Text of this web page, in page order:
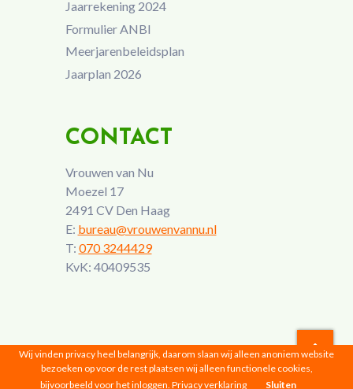
Jaarrekening 2024
Formulier ANBI
Meerjarenbeleidsplan
Jaarplan 2026
CONTACT
Vrouwen van Nu
Moezel 17
2491 CV Den Haag
E: bureau@vrouwenvannu.nl
T: 070 3244429
KvK: 40409535
Vrouwen van Nu © 2026 |Privacyverklaring
Wij vinden privacy heel belangrijk, daarom slaan wij alleen anoniem website
bezoeken op voor de rest plaatsen wij alleen functionele cookies,
bijvoorbeeld voor het inloggen. Privacy verklaring Sluiten